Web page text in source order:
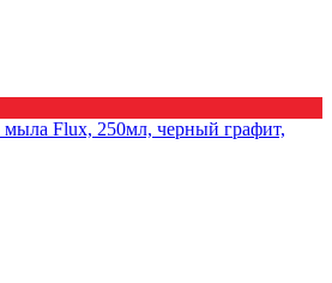
мыла Flux, 250мл, черный графит,